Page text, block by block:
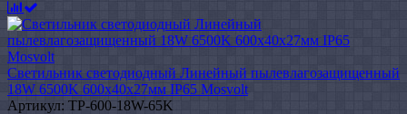
Светильник светодиодный Линейный пылевлагозащищенный
18W 6500K 600х40х27мм IP65 Mosvolt
Артикул: TP-600-18W-65K